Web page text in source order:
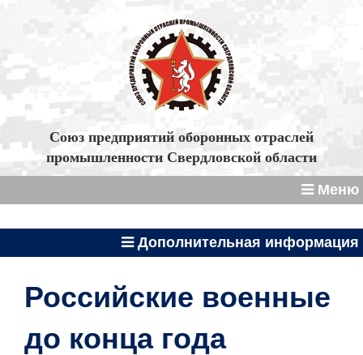
Союз предприятий оборонных отраслей
промышленности Свердловской области
Меню
Дополнительная информация
Российские военные
до конца года